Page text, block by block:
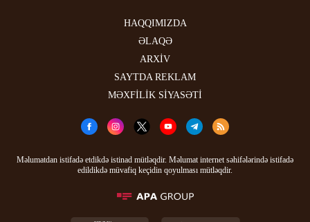
HAQQIMIZDA
ƏLAQƏ
ARXİV
SAYTDA REKLAM
MƏXFİLİK SİYASƏTİ
Məlumatdan istifadə etdikdə istinad mütləqdir. Məlumat internet səhifələrində istifadə
edildikdə müvafiq keçidin qoyulması mütləqdir.